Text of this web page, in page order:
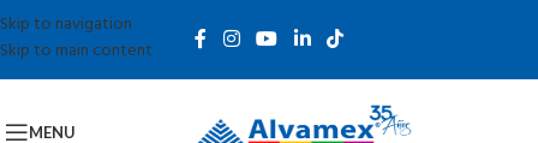
Skip to navigation
Skip to main content
MENU